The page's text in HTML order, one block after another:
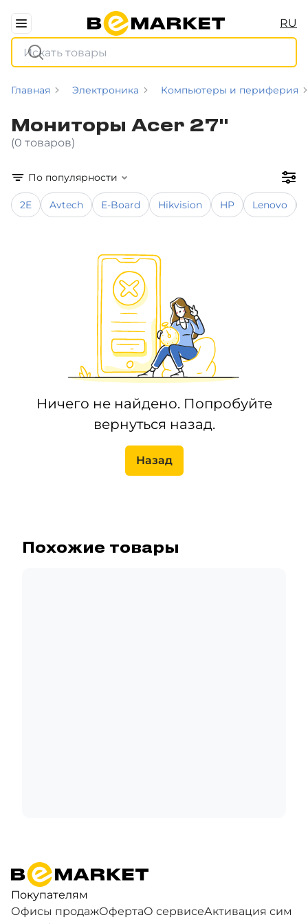
RU
Главная Электроника Компьютеры и периферия
Мониторы Acer 27"
(0 товаров)
По популярности
2E Avtech E-Board Hikvision HP Lenovo
Ничего не найдено. Попробуйте
вернуться назад.
Назад
Похожие товары
Покупателям
Офисы продажОфертаО сервисеАктивация сим